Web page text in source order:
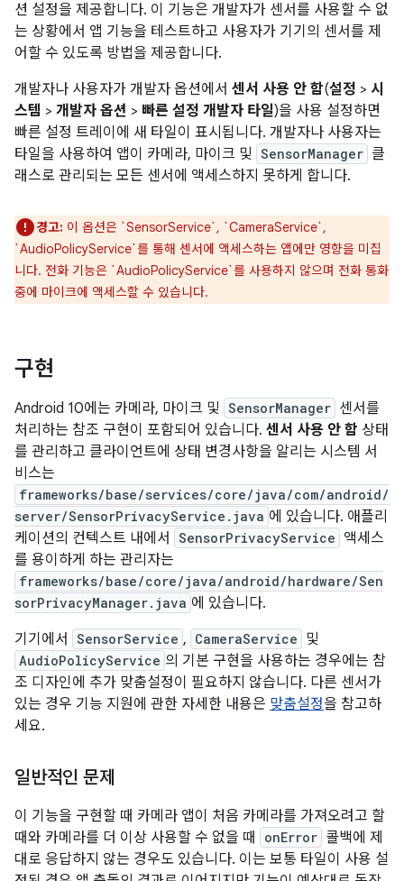
션 설정을 제공합니다. 이 기능은 개발자가 센서를 사용할 수 없
는 상황에서 앱 기능을 테스트하고 사용자가 기기의 센서를 제
어할 수 있도록 방법을 제공합니다.
개발자나 사용자가 개발자 옵션에서 센서 사용 안 함(설정 > 시
스템 > 개발자 옵션 > 빠른 설정 개발자 타일)을 사용 설정하면
빠른 설정 트레이에 새 타일이 표시됩니다. 개발자나 사용자는
타일을 사용하여 앱이 카메라, 마이크 및 SensorManager 클
래스로 관리되는 모든 센서에 액세스하지 못하게 합니다.
경고: 이 옵션은 `SensorService`, `CameraService`,
`AudioPolicyService`를 통해 센서에 액세스하는 앱에만 영향을 미칩
니다. 전화 기능은 `AudioPolicyService`를 사용하지 않으며 전화 통화
중에 마이크에 액세스할 수 있습니다.
구현
Android 10에는 카메라, 마이크 및 SensorManager 센서를
처리하는 참조 구현이 포함되어 있습니다. 센서 사용 안 함 상태
를 관리하고 클라이언트에 상태 변경사항을 알리는 시스템 서
비스는
frameworks/base/services/core/java/com/android/
server/SensorPrivacyService.java 에 있습니다. 애플리
케이션의 컨텍스트 내에서
SensorPrivacyService 액세스
를 용이하게 하는 관리자는
frameworks/base/core/java/android/hardware/Sen
sorPrivacyManager.java 에 있습니다.
기기에서
SensorService , CameraService 및
AudioPolicyService 의 기본 구현을 사용하는 경우에는 참
조 디자인에 추가 맞춤설정이 필요하지 않습니다. 다른 센서가
있는 경우 기능 지원에 관한 자세한 내용은 맞춤설정을 참고하
세요.
일반적인 문제
이 기능을 구현할 때 카메라 앱이 처음 카메라를 가져오려고 할
때와 카메라를 더 이상 사용할 수 없을 때
onError 콜백에 제
대로 응답하지 않는 경우도 있습니다. 이는 보통 타일이 사용 설